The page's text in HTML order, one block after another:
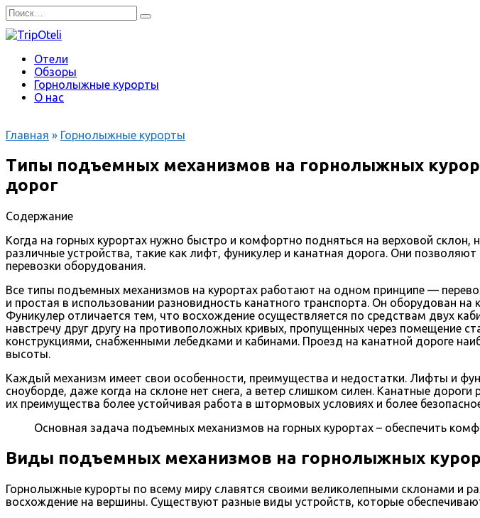
Перейти
к
содержанию
Search
for:
Отели
Обзоры
Горнолыжные курорты
О нас
Главная » Горнолыжные курорты
Типы подъемных механизмов на горнолыжных
дорог
Содержание
Когда на горных курортах нужно быстро и комфортно подняться на верховой
различные устройства, такие как лифт, фуникулер и канатная дорога. Они
перевозки оборудования.
Все типы подъемных механизмов на курортах работают на одном принципе —
и простая в использовании разновидность канатного транспорта. Он оборудован
Фуникулер отличается тем, что восхождение осуществляется по средствам двух
навстречу друг другу на противоположных кривых, пропущенных через помещение
конструкциями, снабженными лебедками и кабинами. Проезд на канатной дороге
высоты.
Каждый механизм имеет свои особенности, преимущества и недостатки. Лифты и
сноуборде, даже когда на склоне нет снега, а ветер слишком силен. Канатные
их преимущества более устойчивая работа в штормовых условиях и более
Основная задача подъемных механизмов на горных курортах – обеспечить
Виды подъемных механизмов на горнолыжных
Горнолыжные курорты по всему миру славятся своими великолепными склонами
восхождение на вершины. Существуют разные виды устройств, которые